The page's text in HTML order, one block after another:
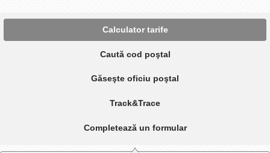
Calculator tarife
Caută cod poştal
Găseşte oficiu poştal
Track&Trace
Completează un formular